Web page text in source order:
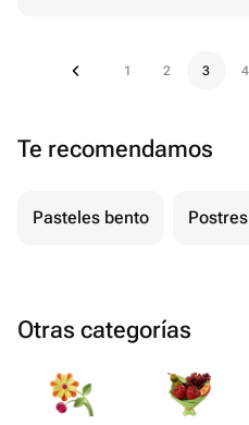
1 2 3 4
Te recomendamos
Pasteles bento
Otras categorías